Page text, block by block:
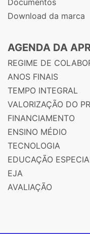
Documentos
Download da marca
AGENDA DA
REGIME DE
ANOS FINAIS
TEMPO INTEGRAL
VALORIZAÇÃO DO
FINANCIAMENTO
ENSINO MÉDIO
TECNOLOGIA
EDUCAÇÃO
EJA
AVALIAÇÃO